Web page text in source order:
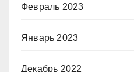
Февраль 2023
Январь 2023
Декабрь 2022